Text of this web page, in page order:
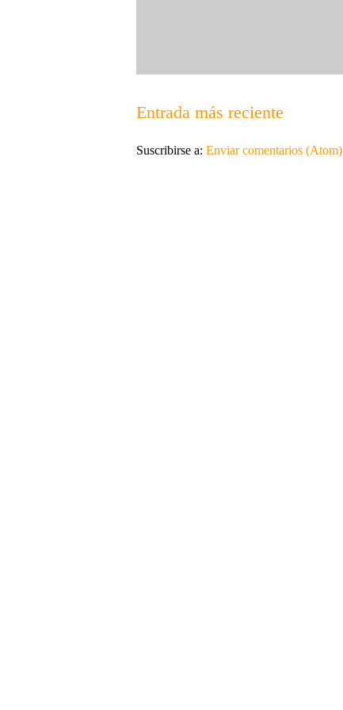
Entrada más reciente
Suscribirse a: Enviar comentarios (Atom)